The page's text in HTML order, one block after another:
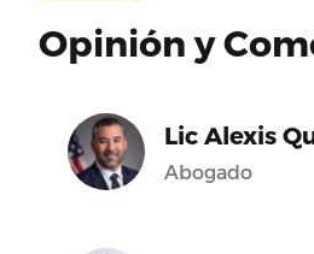
Opinión y
Lic Alexis
Abogado